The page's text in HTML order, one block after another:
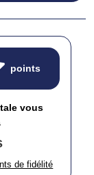
points
vous
de fidélité